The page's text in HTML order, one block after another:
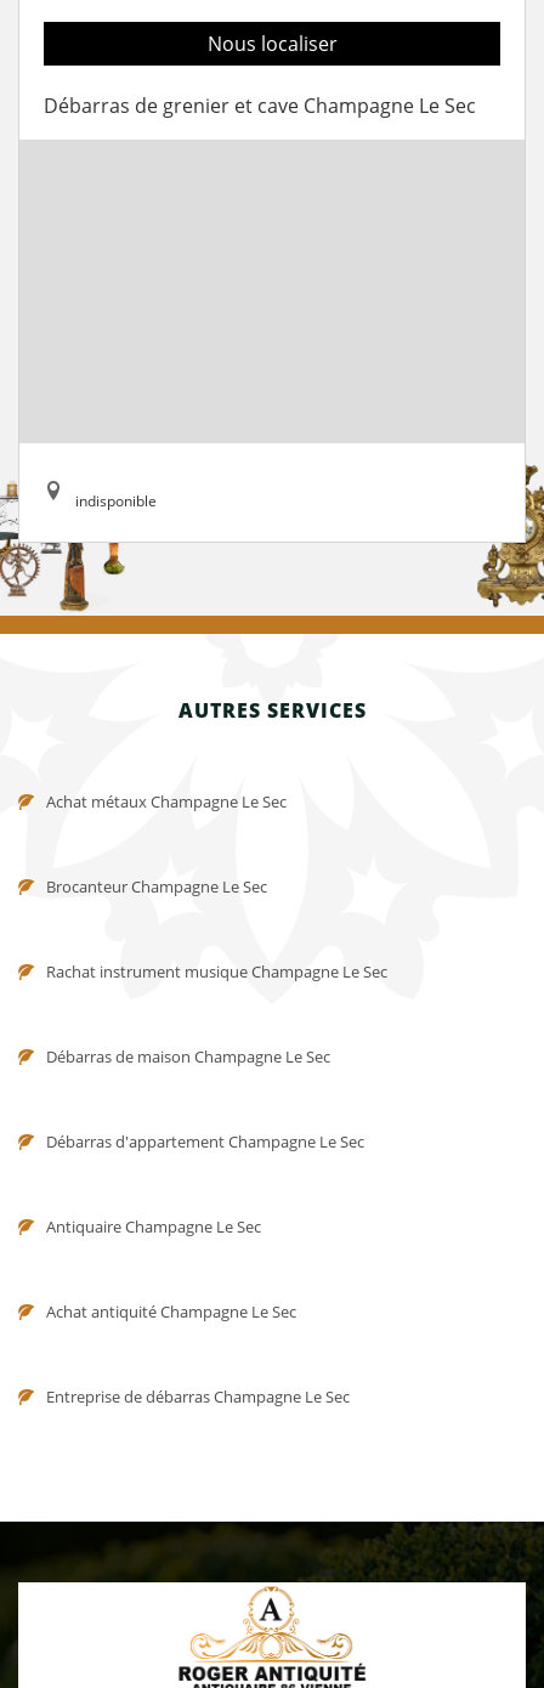
Nous localiser
Débarras de grenier et cave Champagne Le Sec
indisponible
AUTRES SERVICES
Achat métaux Champagne Le Sec
Brocanteur Champagne Le Sec
Rachat instrument musique Champagne Le Sec
Débarras de maison Champagne Le Sec
Débarras d'appartement Champagne Le Sec
Antiquaire Champagne Le Sec
Achat antiquité Champagne Le Sec
Entreprise de débarras Champagne Le Sec